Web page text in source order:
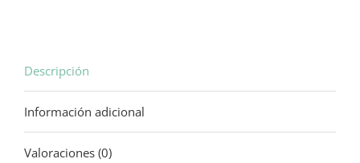
Descripción
Información adicional
Valoraciones (0)